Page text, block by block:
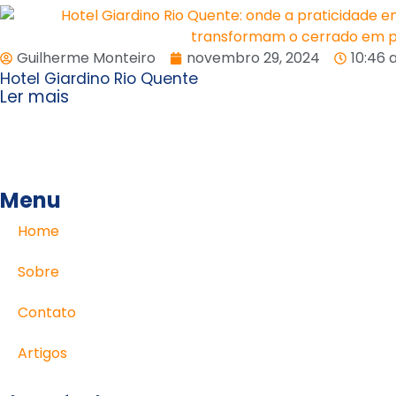
Guilherme Monteiro novembro 29, 2024 10:46
Hotel Giardino Rio Quente
Ler mais
Menu
Home
Sobre
Contato
Artigos